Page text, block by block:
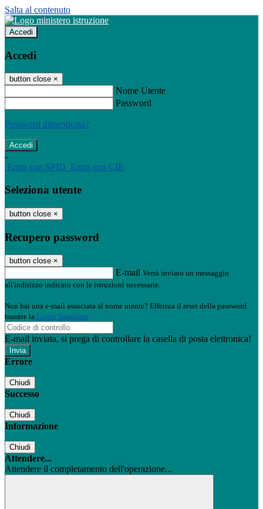
Salta al contenuto
Accedi
Accedi
button close ×
Nome Utente
Password
Password dimenticata?
-
Entra con SPID Entra con CIE
Seleziona utente
button close ×
Recupero password
button close ×
E-mail Verrà inviato un messaggio
all'indirizzo indicato con le istruzioni necessarie.
Non hai una e-mail associata al nome utente? Effettua il reset della password
tramite la Login Spaggiari
E-mail inviata, si prega di controllare la casella di posta elettronica!
Errore
Chiudi
Successo
Chiudi
Informazione
Chiudi
Attendere...
Attendere il completamento dell'operazione...